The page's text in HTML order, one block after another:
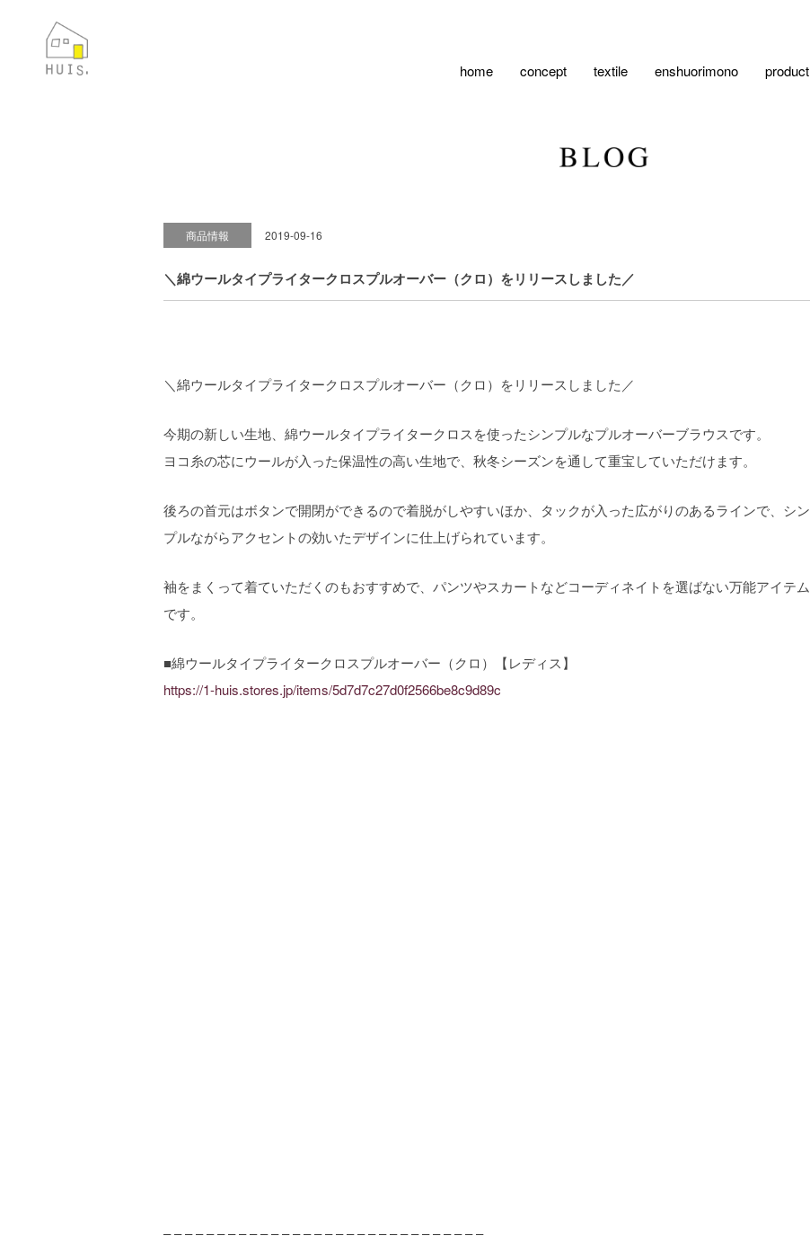
home concept textile enshuorimono product
商品情報 2019-09-16
＼綿ウールタイプライタークロスプルオーバー（クロ）をリリースしました／
＼綿ウールタイプライタークロスプルオーバー（クロ）をリリースしました／
今期の新しい生地、綿ウールタイプライタークロスを使ったシンプルなプルオーバーブラウスです。
ヨコ糸の芯にウールが入った保温性の高い生地で、秋冬シーズンを通して重宝していただけます。
後ろの首元はボタンで開閉ができるので着脱がしやすいほか、タックが入った広がりのあるラインで、シン
プルながらアクセントの効いたデザインに仕上げられています。
袖をまくって着ていただくのもおすすめで、パンツやスカートなどコーディネイトを選ばない万能アイテム
です。
■綿ウールタイプライタークロスプルオーバー（クロ）【レディス】
https://1-huis.stores.jp/items/5d7d7c27d0f2566be8c9d89c
– – – – – – – – – – – – – – – – – – – – – – – – – – – – – –